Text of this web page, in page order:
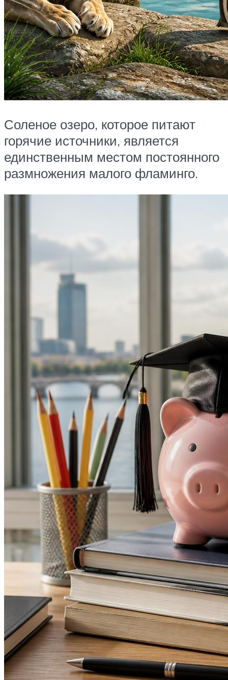
Соленое озеро, которое питают
горячие источники, является
‎единственным местом постоянного
размножения малого фламинго.